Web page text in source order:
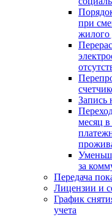
при
жилого
Запись
месяц
за
Передача
Лицензии и
График
учета